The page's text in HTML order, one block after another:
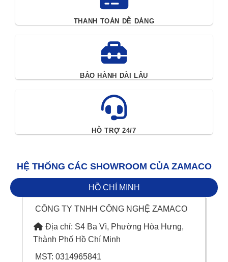
THANH TOÁN DỄ DÀNG
BẢO HÀNH DÀI LÂU
HỖ TRỢ 24/7
HỆ THỐNG CÁC SHOWROOM CỦA ZAMACO
HỒ CHÍ MINH
CÔNG TY TNHH CÔNG NGHỆ ZAMACO
Địa chỉ: S4 Ba Vì, Phường Hòa Hưng,
Thành Phố Hồ Chí Minh
MST: 0314965841